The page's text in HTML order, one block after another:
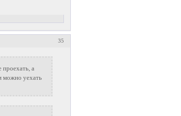
35
проехать, а
можно уехать